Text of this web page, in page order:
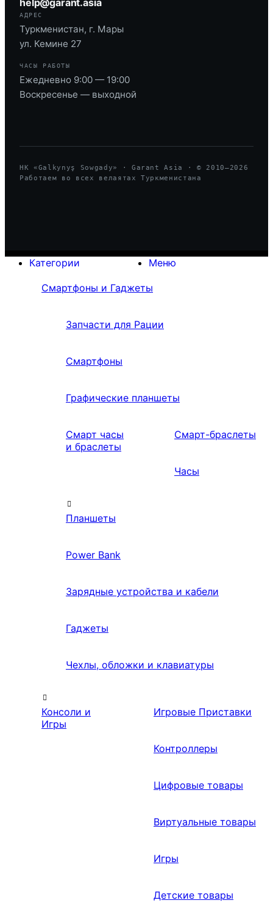
help@garant.asia
АДРЕС
Туркменистан, г. Мары
ул. Кемине 27
ЧАСЫ РАБОТЫ
Ежедневно 9:00 — 19:00
Воскресенье — выходной
HK «Galkynyş Sowgady» · Garant Asia · © 2010—2026
Работаем во всех велаятах Туркменистана
Меню
Категории
Смартфоны и Гаджеты
Запчасти для Рации
Смартфоны
Графические планшеты
Смарт часы
и браслеты
Смарт-браслеты
Часы
Планшеты
Power Bank
Зарядные устройства и кабели
Гаджеты
Чехлы, обложки и клавиатуры
Консоли и
Игры
Игровые Приставки
Контроллеры
Цифровые товары
Виртуальные товары
Игры
Детские товары